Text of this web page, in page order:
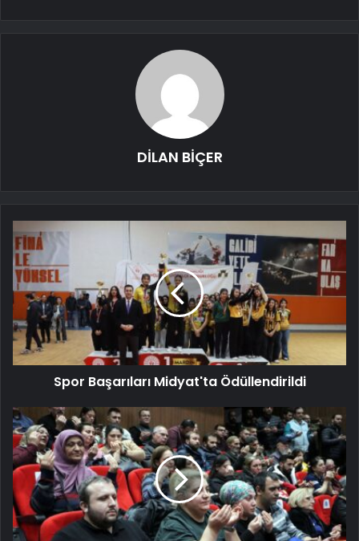
DİLAN BİÇER
Spor Başarıları Midyat'ta Ödüllendirildi